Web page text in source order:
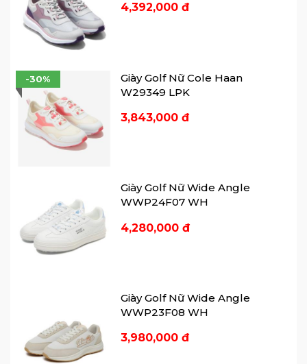
-----------------
7Golf - Seven Golf - Play like a
🌐 Website: www.7golf.vn
📲 Instagram: 7golf.vietnam
📲
Facebook: https://www.facebook.com/7golf.vn
☎️ SDT/Zalo 7Golf Thủ Đức: 0777 777 977
☎️ SDT/Zalo 7Golf Global: 0908 135 588
☎️ SDT/Zalo 7Golf Hạ Long: 0889077077
☎️ SDT/Zalo 7Golf Harmonie: 0933 21 22 66
1, số 19 Tố Hữu, P. Thủ Thiêm, TP Thủ Đức.
🏘 Địa chỉ 2: Số 6, Nguyễn Văn Trỗi,
Phường 15, Quận Phú Nhuận, TPHCM.
🏘 Địa chỉ 3: The Global City, Đỗ Xuân Hợp,
4,392,000 đ
Giày Golf Nữ Cole Haan
W29349 LPK
3,843,000 đ
-30%
Giày Golf Nữ Wide Angle
WWP24F07 WH
4,280,000 đ
Giày Golf Nữ Wide Angle
WWP23F08 WH
3,980,000 đ